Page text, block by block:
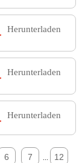
Herunterladen
Herunterladen
Herunterladen
6 7
12